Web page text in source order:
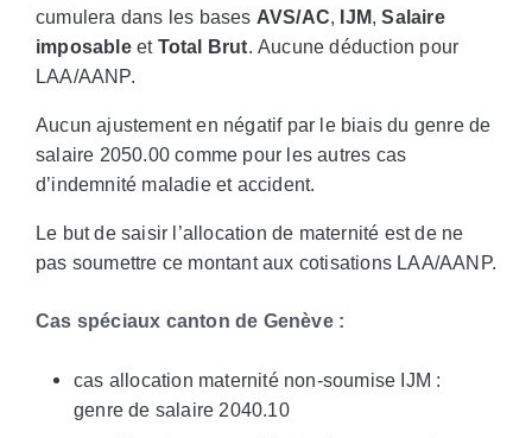
cumulera dans les bases AVS/AC, IJM,Salaire
imposableet Total Brut. Aucune déduction pour
LAA/AANP.
Aucun ajustement en négatif par le biais du genre de
salaire 2050.00 comme pour les autres cas
d’indemnité maladie et accident.
Le but de saisir l’allocation de maternité est de ne
pas soumettre ce montant aux cotisations LAA/AANP.
Cas spéciaux canton de Genève :
cas allocation maternité non-soumise IJM :
genre de salaire 2040.10